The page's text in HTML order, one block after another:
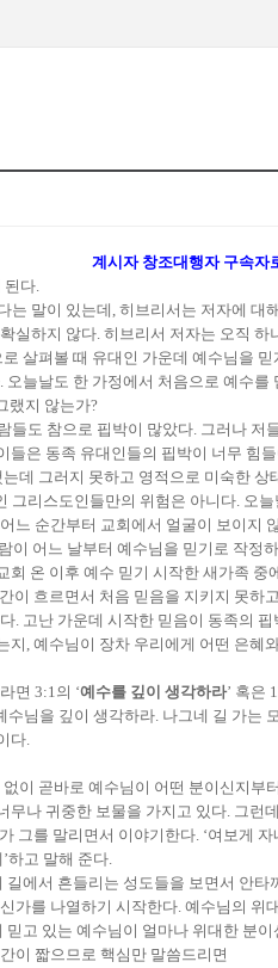
계시자 창조대행자 구속자
된다.
는 말이 있는데, 히브리서는 저자에 대
실하지 않다. 히브리서 저자는 오직
살펴볼 때 유대인 가운데 예수님을
늘날도 한 가정에서 처음으로 예수
랬지 않는가?
들도 참으로 핍박이 많았다. 그러나
들은 동족 유대인들의 핍박이 너무 힘
데 그러지 못하고 영적으로 미숙한
그리스도인들만의 위험은 아니다. 오
느 순간부터 교회에서 얼굴이 보이지
이 어느 날부터 예수님을 믿기로 작
온 이후 예수 믿기 시작한 새가족
이 흐르면서 처음 믿음을 지키지 못하
. 고난 가운데 시작한 믿음이 동족의
지, 예수님이 장차 우리에게 어떤 은
면 3:1의 ‘예수를 깊이 생각하라’ 혹은
님을 깊이 생각하라. 나그네 길 가
다.
이 곧바로 예수님이 어떤 분이신지부
무나 귀중한 보물을 가지고 있다. 그
그를 말리면서 이야기한다. ‘여보게
하고 말해 준다.
에서 흔들리는 성도들을 보면서 안
가를 나열하기 시작한다. 예수님의
고 있는 예수님이 얼마나 위대한 분
이 짧으므로 핵심만 말씀드리면